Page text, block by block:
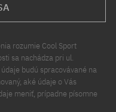
rozumie Cool Sport
sa nachádza pri ul.
budú spracovávané na
aké údaje o Vás
meniť, prípadne písomne